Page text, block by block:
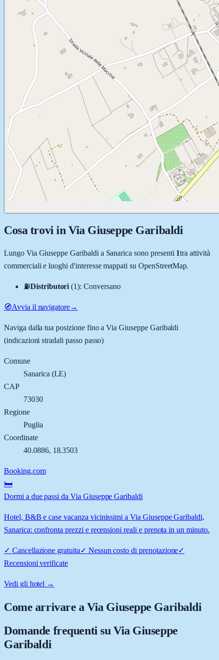
Cosa trovi in Via Giuseppe Garibaldi
Lungo Via Giuseppe Garibaldi a Sanarica sono presenti 1tra attività
commerciali e luoghi d'interesse mappati su OpenStreetMap.
⛽Distributori (1):Conversano
🧭Avvia il navigatore→
Naviga dalla tua posizione fino aVia Giuseppe Garibaldi
(indicazioni stradali passo passo)
Comune
Sanarica (LE)
CAP
73030
Regione
Puglia
Coordinate
40.0886, 18.3503
Booking.com
🛏️
Dormi a due passi da Via Giuseppe Garibaldi
Hotel, B&B e case vacanza vicinissimi a Via Giuseppe Garibaldi,
Sanarica: confronta prezzi e recensioni reali e prenota in un minuto.
✓ Cancellazione gratuita✓ Nessun costo di prenotazione✓
Recensioni verificate
Vedi gli hotel →
Come arrivare aVia Giuseppe Garibaldi
Domande frequenti su Via Giuseppe
Garibaldi